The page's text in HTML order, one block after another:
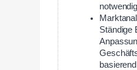
Ständige